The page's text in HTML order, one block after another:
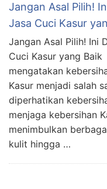
Jangan Asal Pilih!
Jasa Cuci Kasur
Jangan Asal Pilih! Ini
Cuci Kasur yang
mengatakan
Kasur menjadi salah
diperhatikan
menjaga kebersihan
menimbulkan
kulit hingga …